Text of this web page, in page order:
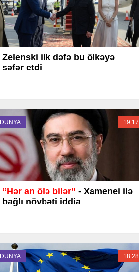
Zelenski ilk dəfə bu ölkəyə
səfər etdi
DÜNYA 19:17
“Hər an ölə bilər” - Xamenei ilə
bağlı növbəti iddia
DÜNYA 18:28